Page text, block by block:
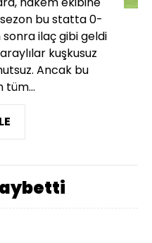
bu statta 0-
ilaç gibi geldi
kuşkusuz
Ancak bu
tüm...